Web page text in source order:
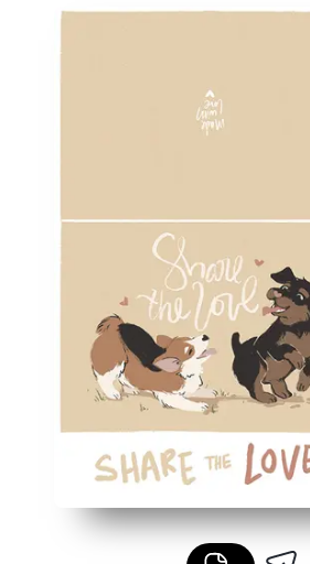
Μηδενική προετοιμασία - απλά
Ο ουδέτερος σχεδιασμός
Η φιλική προς τα παιδιά
Εκτυπώστε σε κανονικό χαρτί